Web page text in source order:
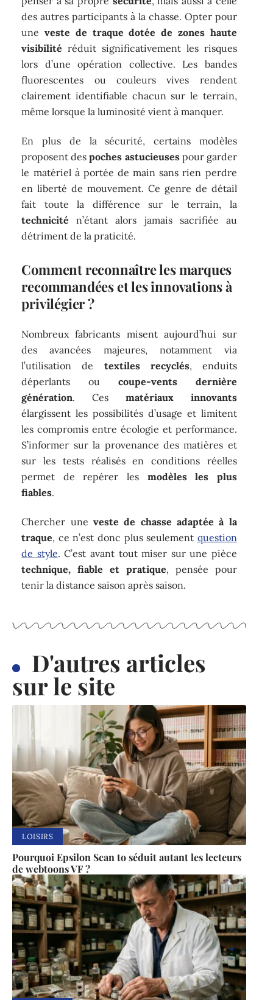
des autres participants à la chasse. Opter pour
uneveste de traque dotée de zones haute
visibilité réduit significativement les risques
lors d’une opération collective. Les bandes
fluorescentes ou couleurs vives rendent
clairement identifiable chacun sur le terrain,
même lorsque la luminosité vient à manquer.
En plus de la sécurité, certains modèles
proposent despoches astucieusespour garder
le matériel à portée de main sans rien perdre
en liberté de mouvement. Ce genre de détail
fait toute la différence sur le terrain, la
technicité n’étant alors jamais sacrifiée au
détriment de la praticité.
Comment reconnaître les marques
recommandées et les innovations à
privilégier ?
Nombreux fabricants misent aujourd’hui sur
des avancées majeures, notamment via
l’utilisation de textiles recyclés, enduits
déperlants ou coupe-vents dernière
génération. Ces matériaux innovants
élargissent les possibilités d’usage et limitent
les compromis entre écologie et performance.
S’informer sur la provenance des matières et
sur les tests réalisés en conditions réelles
permet de repérer les modèles les plus
fiables.
Chercher uneveste de chasse adaptée à la
traque, ce n’est donc plus seulement question
de style. C’est avant tout miser sur une pièce
technique, fiable et pratique, pensée pour
tenir la distance saison après saison.
D'autres articles
sur le site
LOISIRS
Pourquoi Epsilon Scan to séduit autant les lecteurs
de webtoons VF ?